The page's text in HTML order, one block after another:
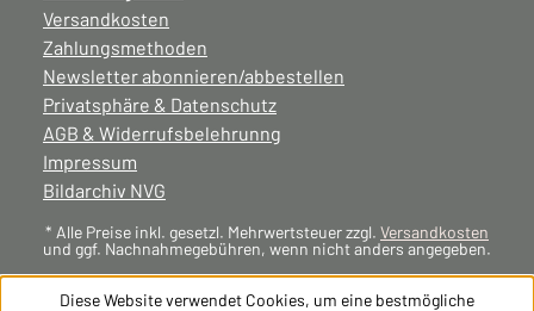
Versandkosten
Zahlungsmethoden
Newsletter abonnieren/abbestellen
Privatsphäre & Datenschutz
AGB & Widerrufsbelehrunng
Impressum
Bildarchiv NVG
* Alle Preise inkl. gesetzl. Mehrwertsteuer zzgl. Versandkosten
und ggf. Nachnahmegebühren, wenn nicht anders angegeben.
Diese Website verwendet Cookies, um eine bestmögliche